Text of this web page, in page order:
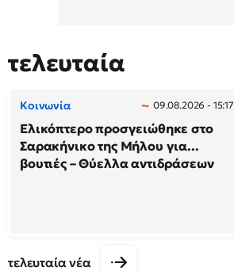
τελευταία
Κοινωνία 09.08.2026 - 15:17
Ελικόπτερο προσγειώθηκε στο
Σαρακήνικο της Μήλου για...
βουτιές – Θύελλα αντιδράσεων
τελευταία νέα